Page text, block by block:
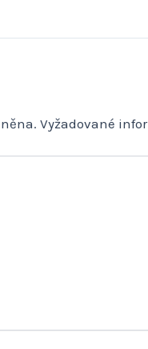
Vyžadované